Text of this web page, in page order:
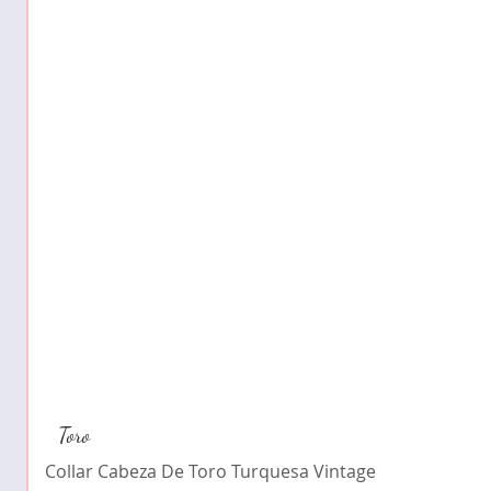
Toro
Collar Cabeza De Toro Turquesa Vintage